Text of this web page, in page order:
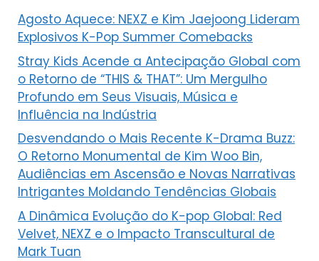
Agosto Aquece: NEXZ e Kim Jaejoong Lideram
Explosivos K-Pop Summer Comebacks
Stray Kids Acende a Antecipação Global com
o Retorno de “THIS & THAT”: Um Mergulho
Profundo em Seus Visuais, Música e
Influência na Indústria
Desvendando o Mais Recente K-Drama Buzz:
O Retorno Monumental de Kim Woo Bin,
Audiências em Ascensão e Novas Narrativas
Intrigantes Moldando Tendências Globais
A Dinâmica Evolução do K-pop Global: Red
Velvet, NEXZ e o Impacto Transcultural de
Mark Tuan